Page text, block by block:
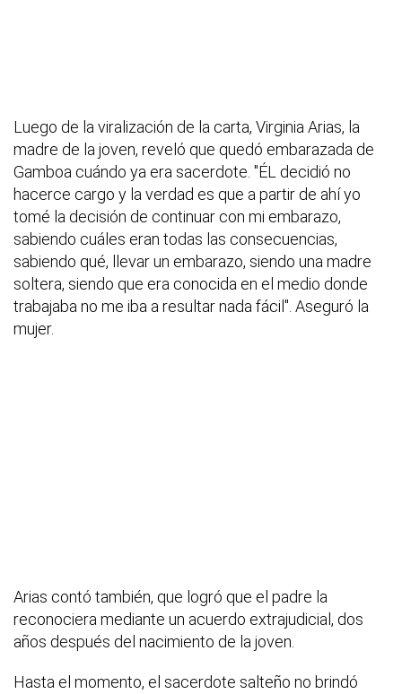
Luego de la viralización de la carta, Virginia Arias, la
madre de la joven, reveló que quedó embarazada de
Gamboa cuándo ya era sacerdote. "ÉL decidió no
hacerce cargo y la verdad es que a partir de ahí yo
tomé la decisión de continuar con mi embarazo,
sabiendo cuáles eran todas las consecuencias,
sabiendo qué, llevar un embarazo, siendo una madre
soltera, siendo que era conocida en el medio donde
trabajaba no me iba a resultar nada fácil". Aseguró la
mujer.
Arias contó también, que logró que el padre la
reconociera mediante un acuerdo extrajudicial, dos
años después del nacimiento de la joven.
Hasta el momento, el sacerdote salteño no brindó